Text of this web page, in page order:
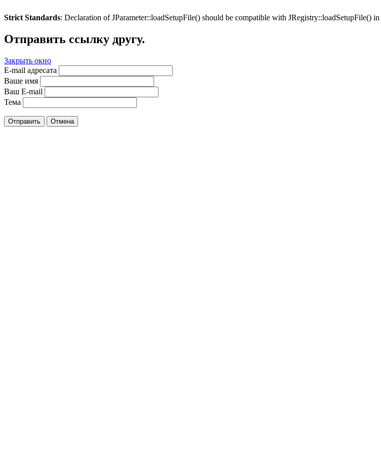
Strict Standards: Declaration of JParameter::loadSetupFile() should be compatible with JRegistry::loadSetupFile() in
Отправить ссылку другу.
Закрыть окно
E-mail адресата
Ваше имя
Ваш E-mail
Тема
Отправить Отмена